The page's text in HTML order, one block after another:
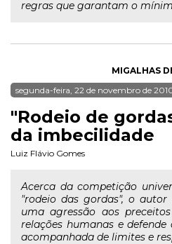
regras que garantam o
MIGALHAS
segunda-feira, 22 de novembro de
"Rodeio de
da imbecilidade
Luiz Flávio Gomes
Acerca da competição
"rodeio das gordas", o
uma agressão aos
relações humanas e
acompanhada de limites e